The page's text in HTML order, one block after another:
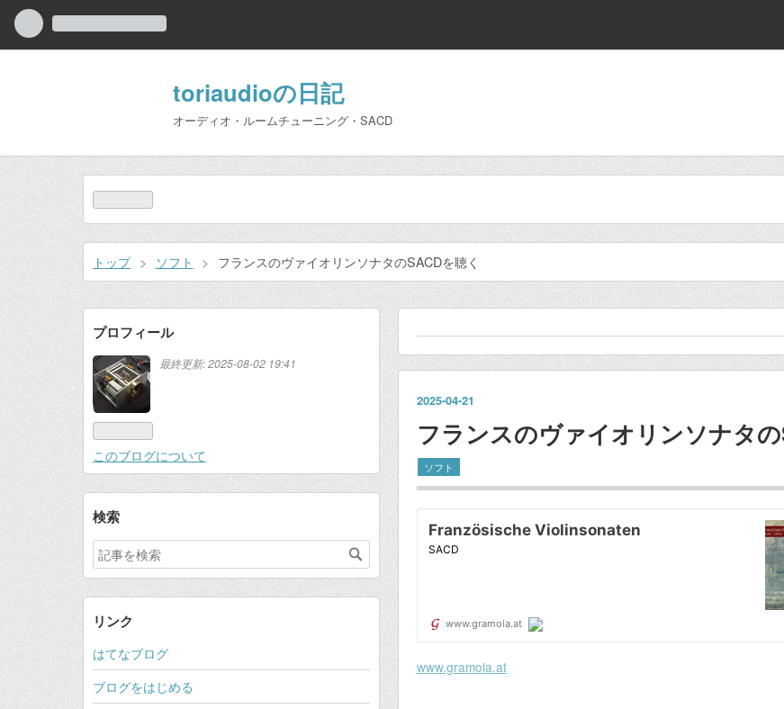
toriaudioの日記
オーディオ・ルームチューニング・SACD
トップ > ソフト > フランスのヴァイオリンソナタのSACDを聴く
2025-04-21
フランスのヴァイオリンソナタの
ソフト
www.gramola.at
プロフィール
最終更新:2025-08-02 19:41
このブログについて
検索
リンク
はてなブログ
ブログをはじめる